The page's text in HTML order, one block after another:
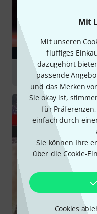
Mit
Mit unseren
fluffiges
dazugehört
passende
und das Merken
Sie okay ist,
für
einfach durch
Sie können Ihre
über die Cookie-
Cookies
RATGEBER
Nebelmaschinen